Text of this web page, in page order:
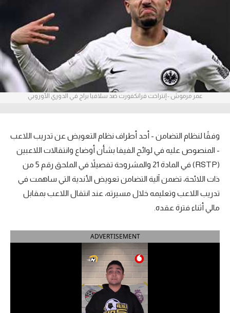
ركن الألعاب
بطولات
أمريكا 2026
الدوري الإنجليزي الممتاز
الدوري الإسباني
الدوري الإيطالي
الدوري الألماني
الدوري السعودي للمحترفين
عمر مرموش - إنتراخت فرانكفورت ضد سلافيا براج في الدوري الأوروبي
وفقًا لنظام التضامن - أحد أطراف نظام التعويض عن تدريب اللاعب
- المنصوص عليه في لوائح الفيفا بشأن أوضاع وانتقالات اللاعبين
(RSTP) في المادة 21 والمشروحة تفصيلاً في الملحق رقم 5 من
ذات اللائحة، تضمن آلية التضامن تعويض الأندية التي ساهمت في
تدريب اللاعب وتعليمه خلال مسيرته، عند انتقال اللاعب بمقابل
مالي أثناء فترة عقده.
ADVERTISEMENT